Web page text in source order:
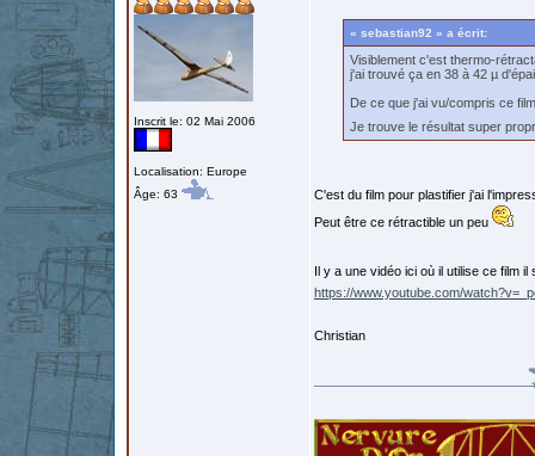
Inscrit le: 02 Mai 2006
Localisation: Europe
Âge: 63
« sebastian92 » a écrit:
Visiblement c'est thermo-
j'ai trouvé ça en 38 à 42 µ
De ce que j'ai vu/compris ce
Je trouve le résultat super
C'est du film pour plastifier j'ai
Peut être ce rétractible un peu
Il y a une vidéo ici où il utilise ce film
https://www.youtube.com/
Christian